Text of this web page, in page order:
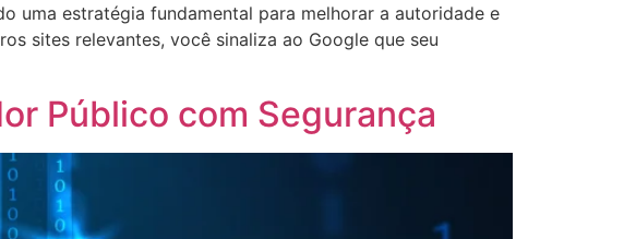
uma estratégia fundamental para melhorar a autoridade e
sites relevantes, você sinaliza ao Google que seu
Público com Segurança